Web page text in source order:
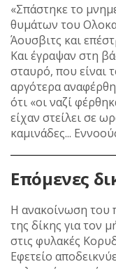
«Σπάστηκε το
θυμάτων του
Άουσβιτς και
Και έγραψαν στη
σταυρό, που είναι
αργότερα
ότι «οι ναζί
είχαν στείλει σε
καμινάδες...
Επόμενες
Η ανακοίνωση του
της δίκης για τον
στις φυλακές
Εφετείο